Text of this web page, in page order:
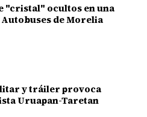
"cristal" ocultos en una
de Morelia
y tráiler provoca
Uruapan-Taretan